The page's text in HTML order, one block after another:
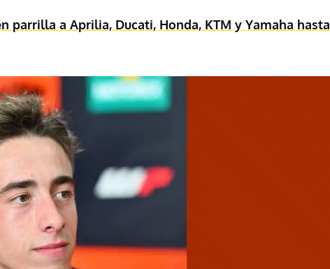
parrilla a Aprilia, Ducati, Honda, KTM y Yamaha hasta